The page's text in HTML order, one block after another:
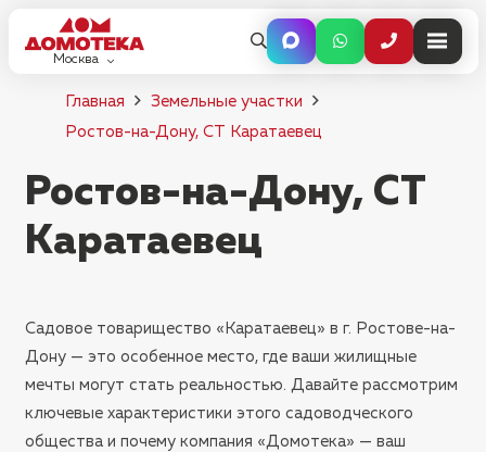
Москва
Главная
Земельные участки
Ростов-на-Дону, СТ Каратаевец
Ростов-на-Дону, СТ
Каратаевец
Садовое товарищество «Каратаевец» в г. Ростове-на-
Дону — это особенное место, где ваши жилищные
мечты могут стать реальностью. Давайте рассмотрим
ключевые характеристики этого садоводческого
общества и почему компания «Домотека» — ваш